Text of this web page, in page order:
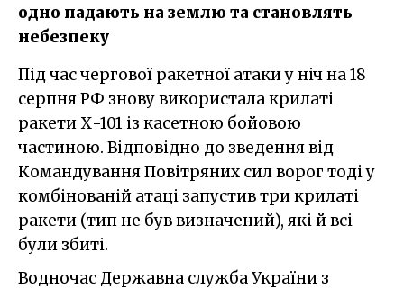
одно падають на землю та становлять
небезпеку
Під час чергової ракетної атаки у ніч на 18
серпня РФ знову використала крилаті
ракети Х-101 із касетною бойовою
частиною. Відповідно до зведення від
Командування Повітряних сил ворог тоді у
комбінованій атаці запустив три крилаті
ракети (тип не був визначений), які й всі
були збиті.
Водночас Державна служба України з